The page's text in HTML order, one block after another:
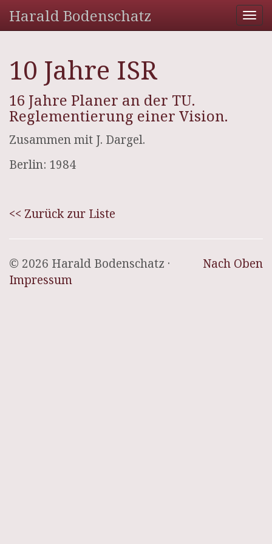
Harald Bodenschatz
10 Jahre ISR
16 Jahre Planer an der TU.
Reglementierung einer Vision.
Zusammen mit J. Dargel.
Berlin: 1984
<< Zurück zur Liste
Nach Oben
© 2026 Harald Bodenschatz ·
Impressum